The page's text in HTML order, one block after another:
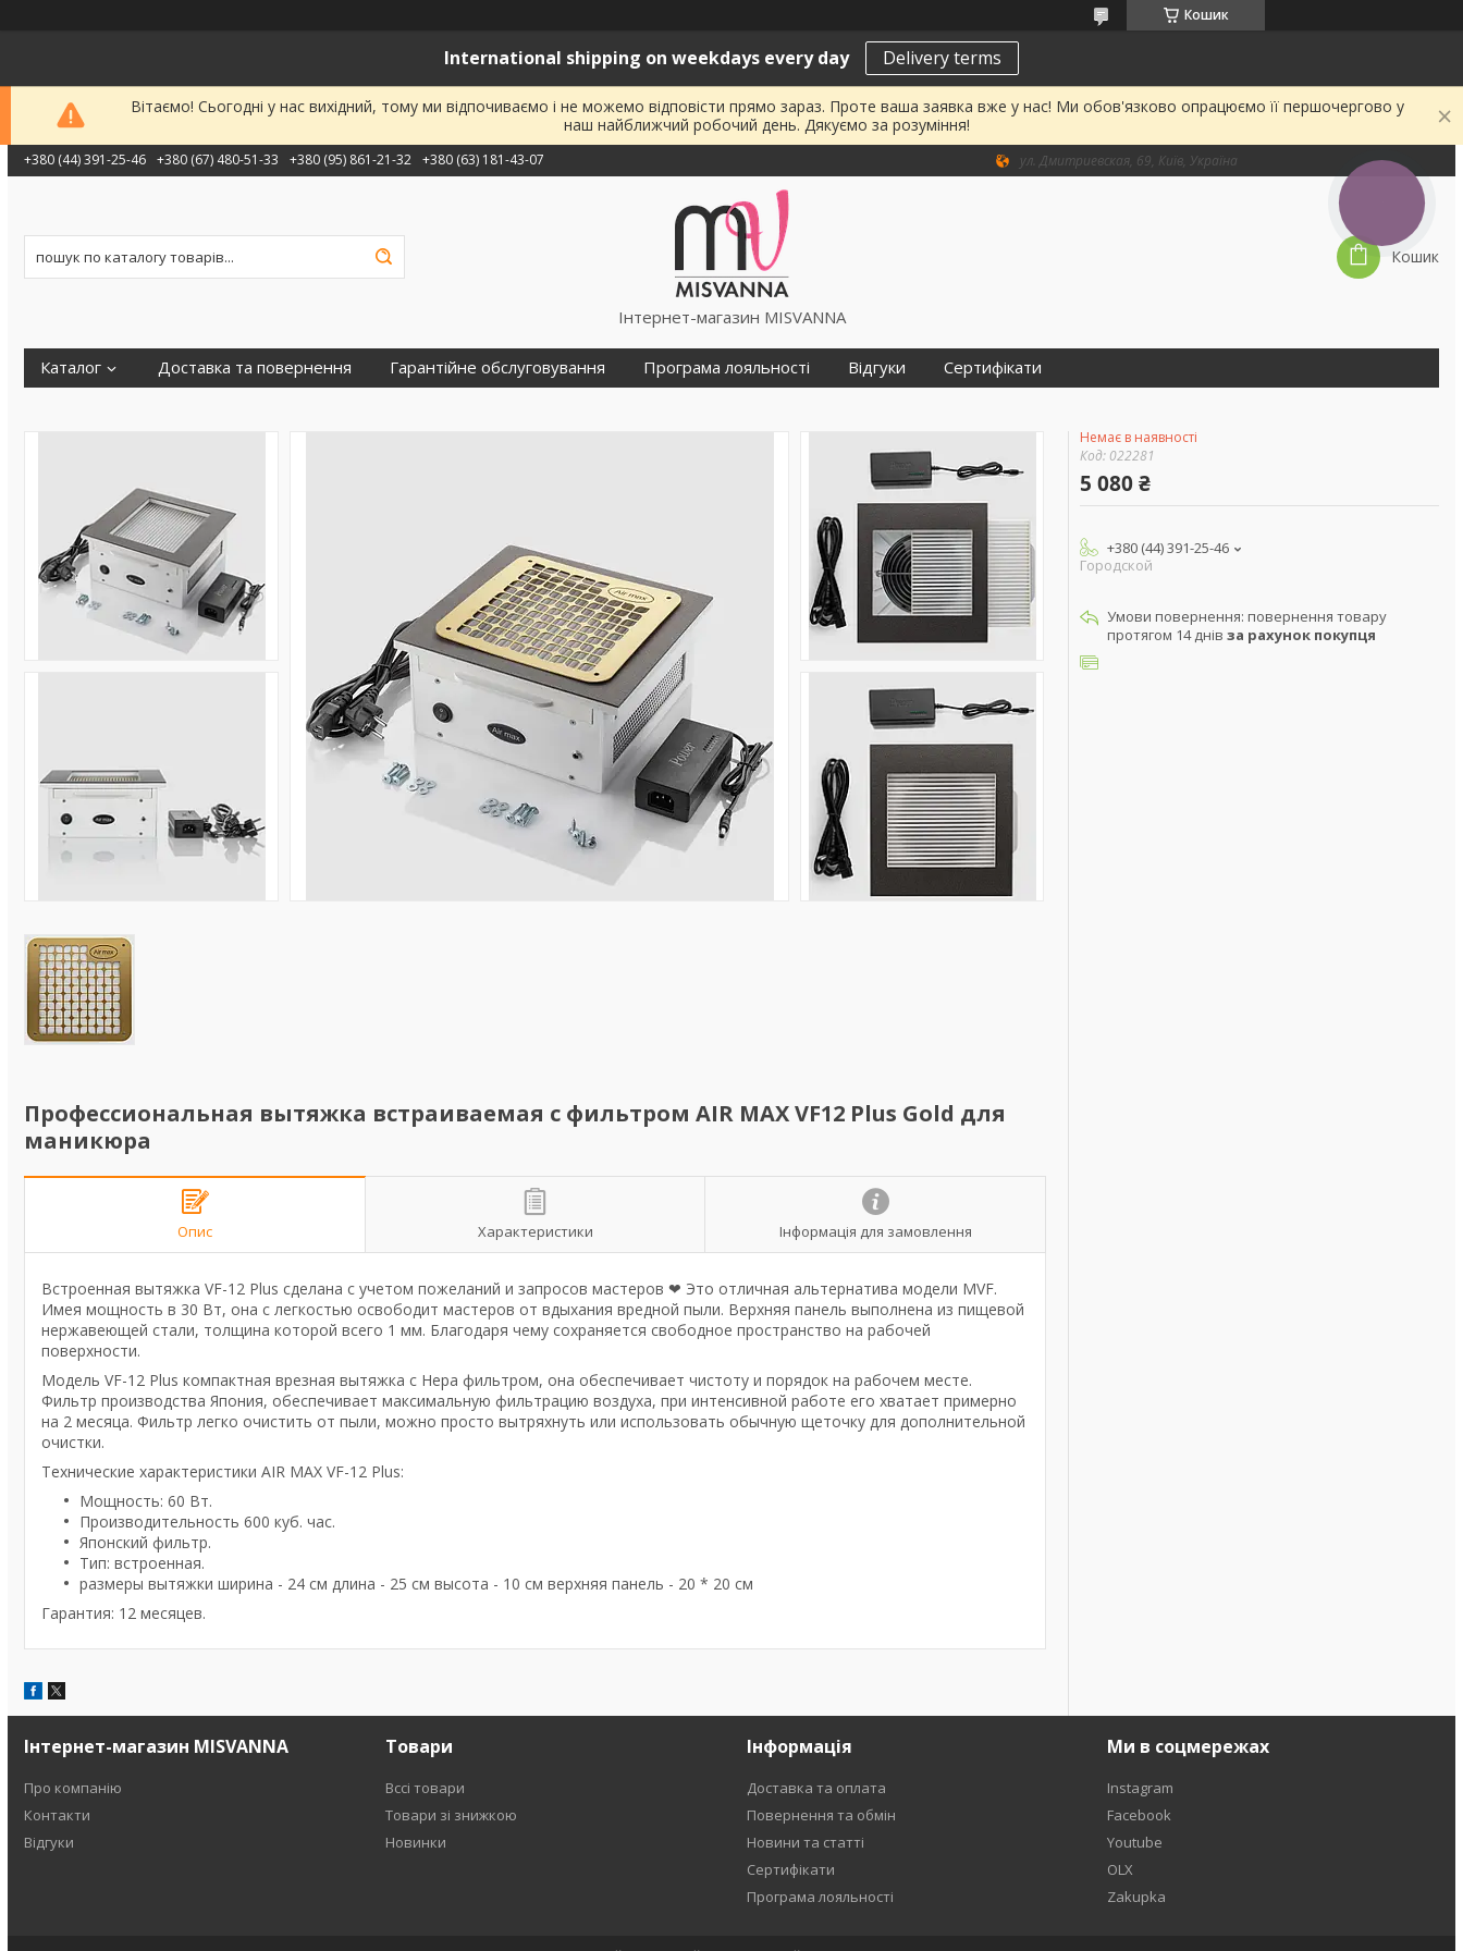
Кошик
International shipping on weekdays every day Delivery terms
Вітаємо! Сьогодні у нас вихідний, тому ми відпочиваємо і не можемо відповісти прямо зараз. Проте ваша заявка вже у нас! Ми обов'язково опрацюємо її першочергово у
наш найближчий робочий день. Дякуємо за розуміння!
+380 (44) 391-25-46 +380 (67) 480-51-33 +380 (95) 861-21-32 +380 (63) 181-43-07 ул. Дмитриевская, 69, Київ, Україна
Інтернет-магазин MISVANNA
Кошик
Каталог Доставка та повернення Гарантійне обслуговування Програма лояльності Відгуки Сертифікати
Профессиональная вытяжка встраиваемая с фильтром AIR MAX VF12 Plus Gold для
маникюра
Опис Характеристики Інформація для замовлення
Встроенная вытяжка VF-12 Plus сделана с учетом пожеланий и запросов мастеров ❤ Это отличная альтернатива модели MVF.
Имея мощность в 30 Вт, она с легкостью освободит мастеров от вдыхания вредной пыли. Верхняя панель выполнена из пищевой
нержавеющей стали, толщина которой всего 1 мм. Благодаря чему сохраняется свободное пространство на рабочей
поверхности.
Модель VF-12 Plus компактная врезная вытяжка с Hepa фильтром, она обеспечивает чистоту и порядок на рабочем месте.
Фильтр производства Япония, обеспечивает максимальную фильтрацию воздуха, при интенсивной работе его хватает примерно
на 2 месяца. Фильтр легко очистить от пыли, можно просто вытряхнуть или использовать обычную щеточку для дополнительной
очистки.
Технические характеристики AIR MAX VF-12 Plus:
Мощность: 60 Вт.
Производительность 600 куб. час.
Японский фильтр.
Тип: встроенная.
размеры вытяжки ширина - 24 см длина - 25 см высота - 10 см верхняя панель - 20 * 20 см
Гарантия: 12 месяцев.
Немає в наявності
Код: 022281
5 080 ₴
+380 (44) 391-25-46
Городской
повернення товару
протягом 14 днів за рахунок покупця
Інтернет-магазин MISVANNA
Про компанію
Контакти
Відгуки
Товари
Вссі товари
Товари зі знижкою
Новинки
Інформація
Доставка та оплата
Повернення та обмін
Новини та статті
Сертифікати
Програма лояльності
Ми в соцмережах
Instagram
Facebook
Youtube
OLX
Zakupka